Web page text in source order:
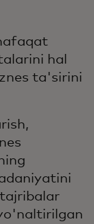
hal
ta'sirini